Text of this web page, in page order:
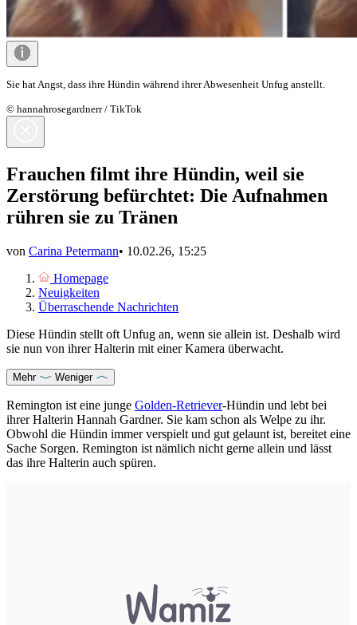
Sie hat Angst, dass ihre Hündin während ihrer Abwesenheit Unfug anstellt.
© hannahrosegardnerr / TikTok
Frauchen filmt ihre Hündin, weil sie
Zerstörung befürchtet: Die Aufnahmen
rühren sie zu Tränen
von Carina Petermann• 10.02.26, 15:25
Homepage
Neuigkeiten
Überraschende Nachrichten
Diese Hündin stellt oft Unfug an, wenn sie allein ist. Deshalb wird
sie nun von ihrer Halterin mit einer Kamera überwacht.
Mehr Weniger
Remington ist eine junge Golden-Retriever-Hündin und lebt bei
ihrer Halterin Hannah Gardner. Sie kam schon als Welpe zu ihr.
Obwohl die Hündin immer verspielt und gut gelaunt ist, bereitet eine
Sache Sorgen. Remington ist nämlich nicht gerne allein und lässt
das ihre Halterin auch spüren.